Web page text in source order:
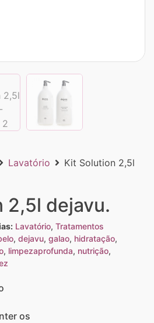
Lavatório
Kit Solution 2,5l
2,5l dejavu.
Lavatório, Tratamentos
, dejavu, galao, hidratação,
, limpezaprofunda, nutrição,
os